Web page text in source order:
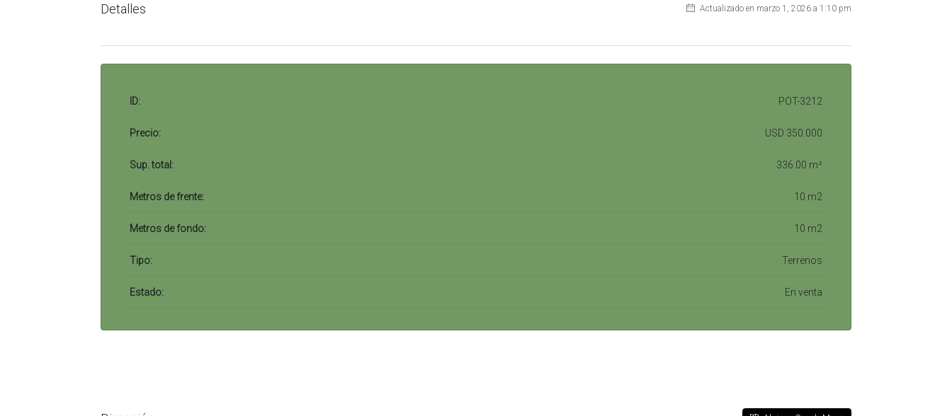
Detalles Actualizado en marzo 1, 2026 a 1:10 pm
ID: POT-3212
Precio: USD 350.000
Sup. total: 336.00 m²
Metros de frente: 10 m2
Metros de fondo: 10 m2
Tipo: Terrenos
Estado: En venta